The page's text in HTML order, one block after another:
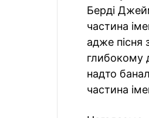
Берді
частина
адже пісня
глибокому
надто
частина